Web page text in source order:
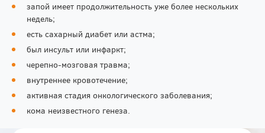
запой имеет продолжительность уже более нескольких
недель;
есть сахарный диабет или астма;
был инсульт или инфаркт;
черепно-мозговая травма;
внутреннее кровотечение;
активная стадия онкологического заболевания;
кома неизвестного генеза.